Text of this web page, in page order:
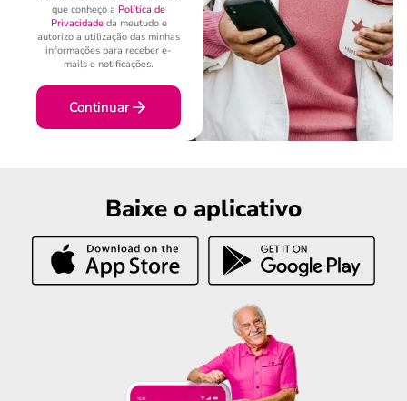
que conheço a Política de
Privacidadeda meutudo e
autorizo a utilização das minhas
informações para receber e-
mails e notificações.
Continuar
Baixe o aplicativo